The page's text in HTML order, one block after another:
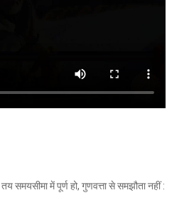
तय समयसीमा में पूर्ण हो, गुणवत्ता से समझौता नहीं :